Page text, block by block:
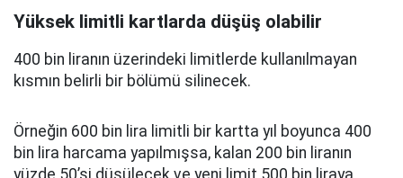
Yüksek limitli kartlarda düşüş olabilir
400 bin liranın üzerindeki limitlerde kullanılmayan
kısmın belirli bir bölümü silinecek.
Örneğin 600 bin lira limitli bir kartta yıl boyunca 400
bin lira harcama yapılmışsa, kalan 200 bin liranın
yüzde 50’si düşülecek ve yeni limit 500 bin liraya